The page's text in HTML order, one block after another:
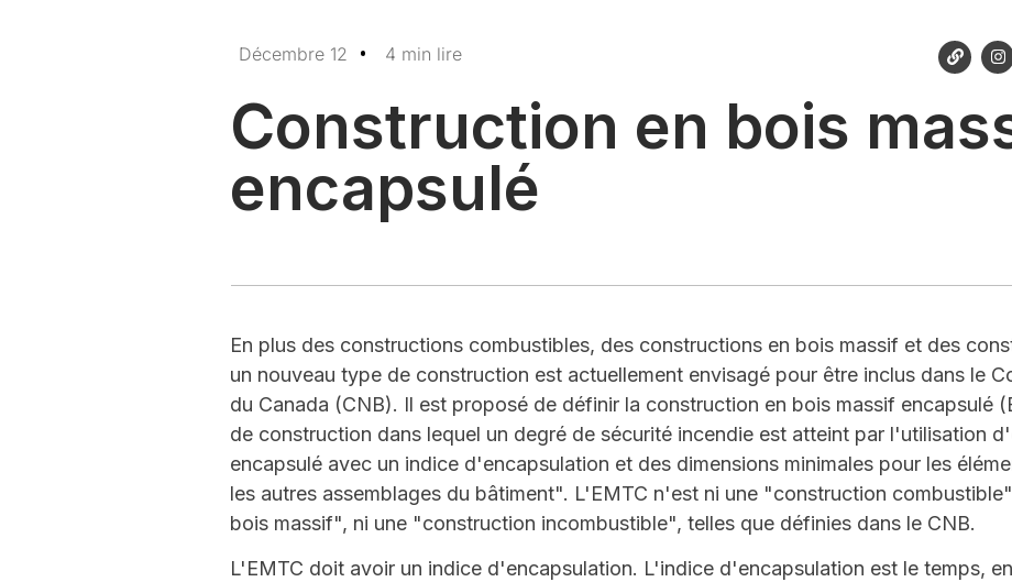
Décembre 12 4 min lire
Construction en bois
encapsulé
En plus des constructions combustibles, des constructions en bois massif et des
un nouveau type de construction est actuellement envisagé pour être inclus dans le
du Canada (CNB). Il est proposé de définir la construction en bois massif encapsulé
de construction dans lequel un degré de sécurité incendie est atteint par l'utilisation
encapsulé avec un indice d'encapsulation et des dimensions minimales pour les
les autres assemblages du bâtiment". L'EMTC n'est ni une "construction
bois massif", ni une "construction incombustible", telles que définies dans le CNB.
L'EMTC doit avoir un indice d'encapsulation. L'indice d'encapsulation est le temps,